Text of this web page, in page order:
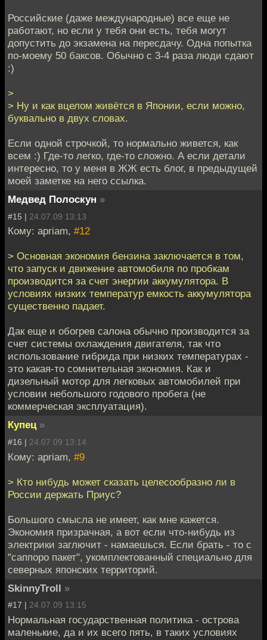
Российские (даже международные) все еще не
работают, но если у тебя они есть, тебя могут
допустить до экзамена на пересдачу. Одна попытка
по-моему 50 баксов. Обычно с 3-4 раза люди сдают
:)
>
> Ну и как вцелом живётся в Японии, если можно,
буквально в двух словах.
Если одной строчкой, то нормально живется, как
всем :) Где-то легко, где-то сложно. А если детали
интересно, то у меня в ЖЖ есть блог, в предыдущей
моей заметке на него ссылка.
Медвед Полоскун »
#15 | 24.07.09 13:13
Кому: apriam, #12
> Основная экономия бензина заключается в том,
что запуск и движение автомобиля по пробкам
производится за счет энергии аккумулятора. В
условиях низких температур емкость аккумулятора
существенно падает.
Дак еще и обогрев салона обычно производится за
счет системы охлаждения двигателя, так что
использование гибрида при низких температурах -
это какая-то сомнительная экономия. Как и
дизельный мотор для легковых автомобилей при
условии небольшого годового пробега (не
коммерческая эксплуатация).
Купец »
#16 | 24.07.09 13:14
Кому: apriam, #9
> Кто нибудь может сказать целесообразно ли в
России держать Приус?
Большого смысла не имеет, как мне кажется.
Экономия призрачная, а вот если что-нибудь из
электрики заглючит - намаешься. Если брать - то с
"саппоро пакет", укомплектованный специально для
северных японских территорий.
SkinnyTroll »
#17 | 24.07.09 13:15
Нормальная государственная политика - острова
маленькие, да и их всего пять, в таких условиях